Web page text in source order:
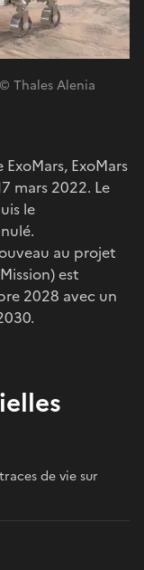
Thales Alenia
ExoMars
mars 2022. Le
le
au projet
est
2028 avec un
de vie sur